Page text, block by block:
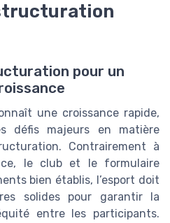
pour un
une croissance rapide,
majeurs en matière
Contrairement à
le club et le formulaire
bien établis, l’esport doit
solides pour garantir la
entre les participants.